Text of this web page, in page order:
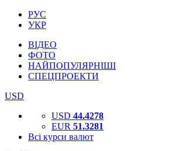
РУС
УКР
ВІДЕО
ФОТО
НАЙПОПУЛЯРНІШІ
СПЕЦПРОЕКТИ
USD
USD 44.4278
EUR 51.3281
Всі курси валют